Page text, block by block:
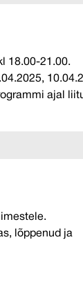
18.00-21.00.
ajal
lõppenud ja